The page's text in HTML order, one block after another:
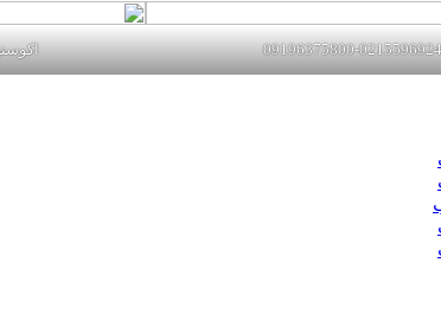
اکوستیک درب